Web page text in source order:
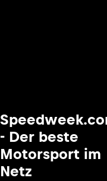
- Der beste
Motorsport im
Netz